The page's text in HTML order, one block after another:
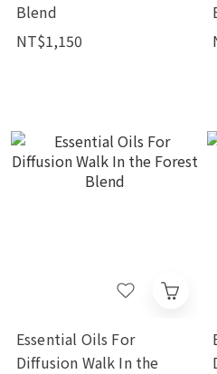
Blend
NT$1,150
Essential Oils For
Diffusion Walk In the